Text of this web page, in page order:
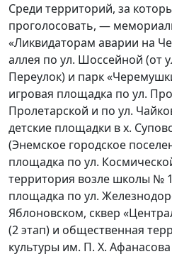
Среди территорий, за
проголосовать, —
«Ликвидаторам аварии на
аллея по ул. Шоссейной (от
Переулок) и парк
игровая площадка по ул.
Пролетарской и по ул.
детские площадки в х.
(Энемское городское
площадка по ул.
территория возле школы №
площадка по ул.
Яблоновском, сквер
(2 этап) и общественная
культуры им. П. Х.